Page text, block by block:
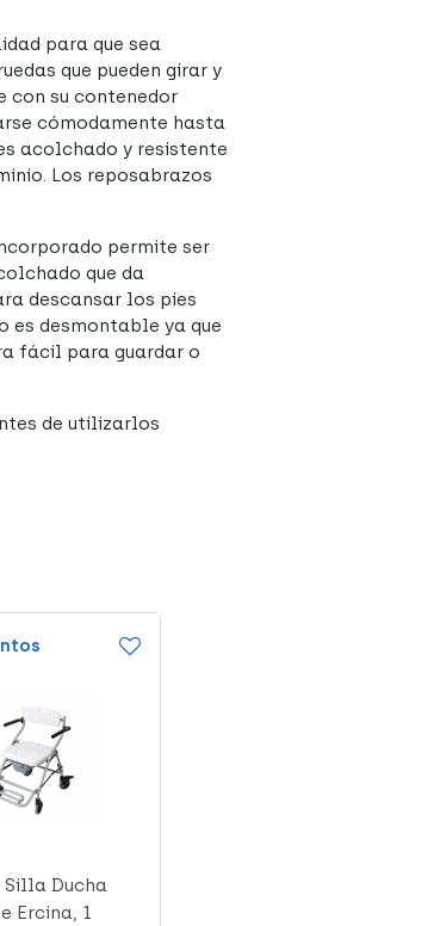
para que sea
que pueden girar y
con su contenedor
cómodamente hasta
acolchado y resistente
Los reposabrazos
permite ser
que da
descansar los pies
es desmontable ya que
fácil para guardar o
de utilizarlos
Silla Ducha
Ercina, 1